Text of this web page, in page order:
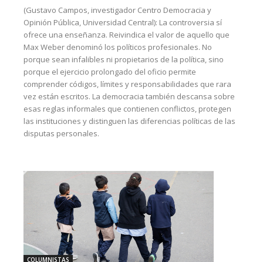
(Gustavo Campos, investigador Centro Democracia y
Opinión Pública, Universidad Central): La controversia sí
ofrece una enseñanza. Reivindica el valor de aquello que
Max Weber denominó los políticos profesionales. No
porque sean infalibles ni propietarios de la política, sino
porque el ejercicio prolongado del oficio permite
comprender códigos, límites y responsabilidades que rara
vez están escritos. La democracia también descansa sobre
esas reglas informales que contienen conflictos, protegen
las instituciones y distinguen las diferencias políticas de las
disputas personales.
COLUMNISTAS